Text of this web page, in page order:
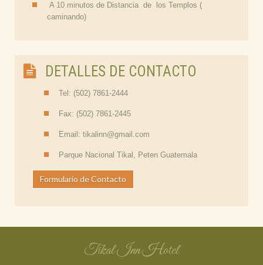
A 10 minutos de Distancia de los Templos (
caminando)
DETALLES DE CONTACTO
Tel: (502) 7861-2444
Fax: (502) 7861-2445
Email: tikalinn@gmail.com
Parque Nacional Tikal, Peten Guatemala
Formulario de Contacto
Tikal Inn Hotel